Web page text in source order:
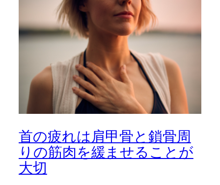
首の疲れは肩甲骨と鎖骨周
りの筋肉を緩ませることが
大切